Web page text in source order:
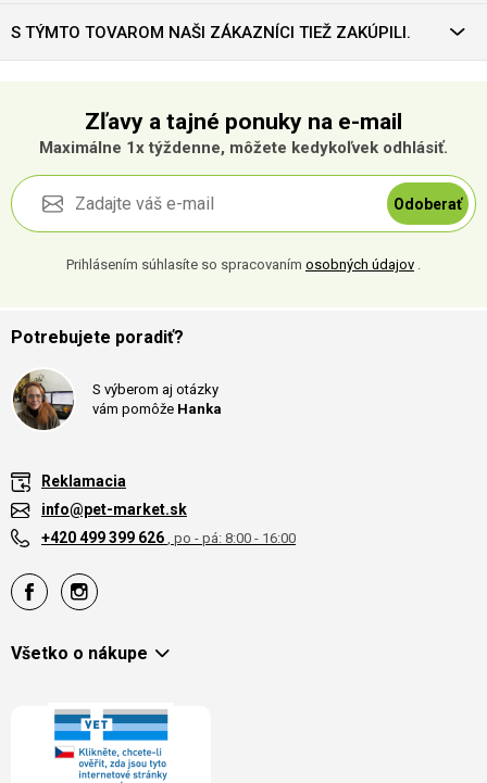
S TÝMTO TOVAROM NAŠI ZÁKAZNÍCI TIEŽ ZAKÚPILI.
Zľavy a tajné ponuky na e-mail
Maximálne 1x týždenne, môžete kedykoľvek odhlásiť.
Odoberať
Prihlásením súhlasíte so spracovaním osobných údajov .
Potrebujete poradiť?
S výberom aj otázky
vám pomôže Hanka
Reklamacia
info@pet-market.sk
+420 499 399 626 , po - pá: 8:00 - 16:00
Všetko o nákupe